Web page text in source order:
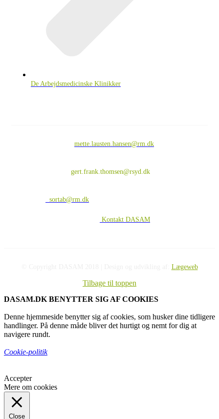
De Arbejdsmedicinske Klinikker
mette.lausten.hansen@rm.dk
gert.frank.thomsen@rsyd.dk
sortab@rm.dk
Kontakt DASAM
Lægeweb
Tilbage til toppen
DASAM.DK BENYTTER SIG AF COOKIES
Denne hjemmeside benytter sig af cookies, som husker dine tidligere
handlinger. På denne måde bliver det hurtigt og nemt for dig at
navigere rundt.
Cookie-politik
Accepter
Mere om cookies
Close